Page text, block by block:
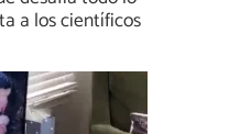
a los científicos